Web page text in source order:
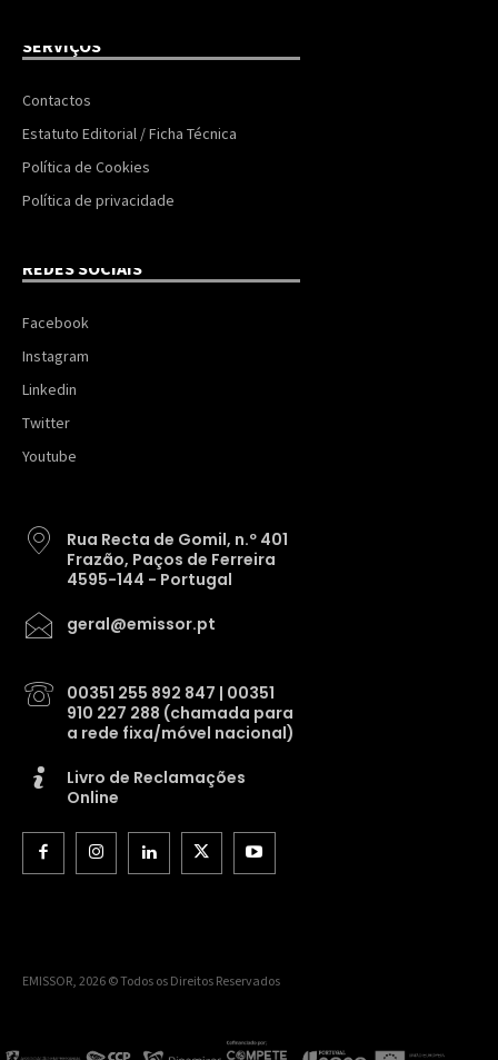
SERVIÇOS
Contactos
Estatuto Editorial / Ficha Técnica
Política de Cookies
Política de privacidade
REDES SOCIAIS
Facebook
Instagram
Linkedin
Twitter
Youtube
Rua Recta de Gomil, n.º 401
Frazão, Paços de Ferreira
4595-144 - Portugal
geral@emissor.pt
00351 255 892 847 | 00351
910 227 288 (chamada para
a rede fixa/móvel nacional)
Livro de Reclamações
Online
EMISSOR, 2026 © Todos os Direitos Reservados